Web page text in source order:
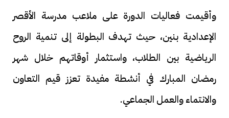
وأقيمت فعاليات الدورة على ملاعب مدرسة الأقصر
الإعدادية بنين، حيث تهدف البطولة إلى تنمية الروح
الرياضية بين الطلاب، واستثمار أوقاتهم خلال شهر
رمضان المبارك في أنشطة مفيدة تعزز قيم التعاون
والانتماء والعمل الجماعي.